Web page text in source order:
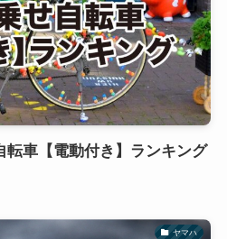
転車【電動付き】ランキング
ヤマハ